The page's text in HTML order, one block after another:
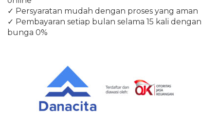
✓ Persyaratan mudah dengan proses yang aman
✓ Pembayaran setiap bulan selama 15 kali dengan
bunga 0%